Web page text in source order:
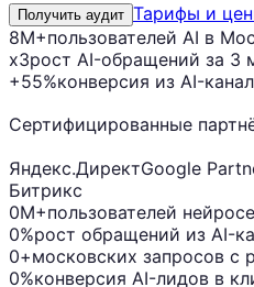
Получить аудит Тарифы и
8M+пользователей AI в
x3рост AI-обращений за 3
+55%конверсия из AI-
Сертифицированные
Яндекс.ДиректGoogle
Битрикс
0M+пользователей
0%рост обращений из AI-
0+московских запросов с
0%конверсия AI-лидов в